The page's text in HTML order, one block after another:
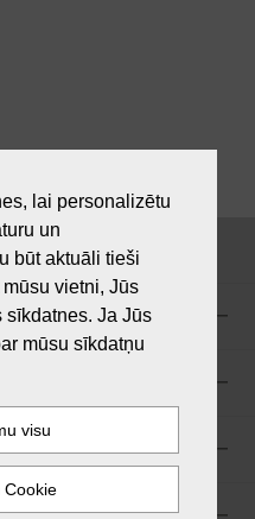
lai personalizētu
un
būt aktuāli tieši
vietni, Jūs
sīkdatnes. Ja Jūs
mūsu sīkdatņu